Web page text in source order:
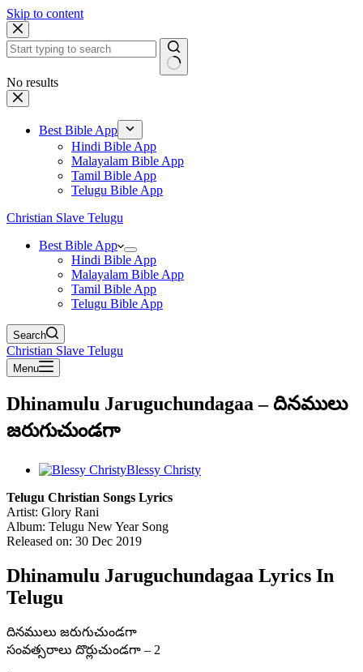
Skip to content
No results
Best Bible App
Hindi Bible App
Malayalam Bible App
Tamil Bible App
Telugu Bible App
Christian Slave Telugu
Best Bible App
Hindi Bible App
Malayalam Bible App
Tamil Bible App
Telugu Bible App
Search
Christian Slave Telugu
Menu
Dhinamulu Jaruguchundagaa – దినములు
జరుగుచుండగా
Blessy Christy
Telugu Christian Songs Lyrics
Artist: Glory Rani
Album: Telugu New Year Song
Released on: 30 Dec 2019
Dhinamulu Jaruguchundagaa Lyrics In
Telugu
దినములు జరుగుచుండగా
సంవత్సరాలు దొర్లుచుండగా – 2